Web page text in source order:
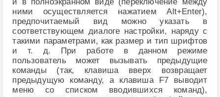
ними осуществляется нажатием Alt+Enter),
предпочитаемый вид можно указать в
соответствующем диалоге настройки, наряду с
такими параметрами, как размер и тип шрифтов
и т. д. При работе в данном режиме
пользователь может вызывать предыдущие
команды (так, клавиша вверх возвращает
предыдущую команду, а клавиша F7 выводит
меню со списком вводившихся команд),